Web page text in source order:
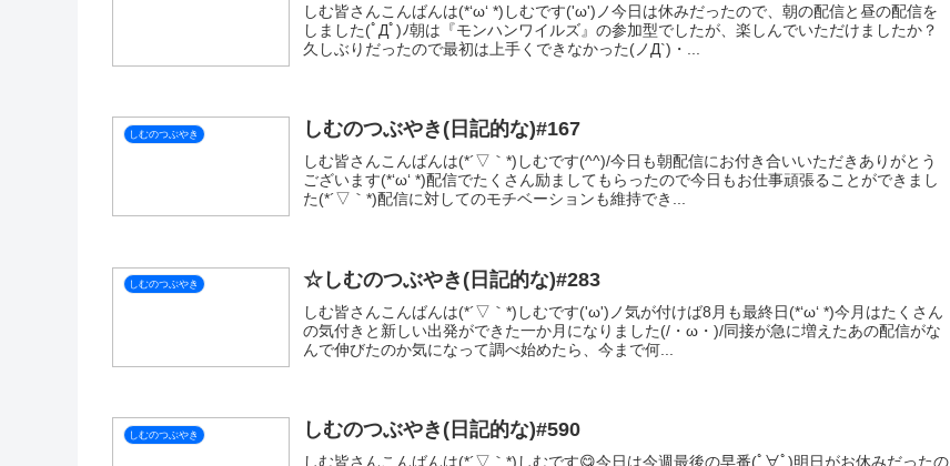
しむ皆さんこんばんは(*‘ω‘ *)しむです('ω')ノ今日は休みだったので、朝の配信と昼の配信を
しました(ﾟДﾟ)ﾉ朝は『モンハンワイルズ』の参加型でしたが、楽しんでいただけましたか？
久しぶりだったので最初は上手くできなかった(ノД`)・...
しむのつぶやき しむのつぶやき(日記的な)#167
しむ皆さんこんばんは(*´▽｀*)しむです(^^)/今日も朝配信にお付き合いいただきありがとう
ございます(*‘ω‘ *)配信でたくさん励ましてもらったので今日もお仕事頑張ることができまし
た(*´▽｀*)配信に対してのモチベーションも維持でき...
しむのつぶやき ☆しむのつぶやき(日記的な)#283
しむ皆さんこんばんは(*´▽｀*)しむです('ω')ノ気が付けば8月も最終日(*‘ω‘ *)今月はたくさん
の気付きと新しい出発ができた一か月になりました(/・ω・)/同接が急に増えたあの配信がな
んで伸びたのか気になって調べ始めたら、今まで何...
しむのつぶやき しむのつぶやき(日記的な)#590
しむ皆さんこんばんは(*´▽｀*)しむです😋今日は今週最後の早番(ﾟ∀ﾟ)明日がお休みだったの